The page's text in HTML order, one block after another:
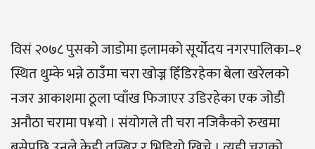
विसं २०७८ पुसको जाडोमा इलामको सूर्योदय नगरपालिका–१
स्थित थुम्के भन्ने ठाउँमा चरा खोज्न हिँडिरहेका बेला खरेलको
नजर आकाशमा ठूला प्वाँख फिजाएर उडिरहेका एक जोडी
अनौठा चरामा प¥यो । संयोगले ती चरा नजिकैको रुखमा